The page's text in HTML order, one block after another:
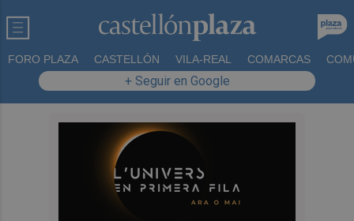
FORO PLAZA CASTELLÓN VILA-REAL COMARCAS
+ Seguir en Google